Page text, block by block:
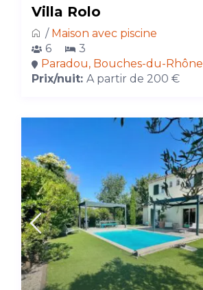
Villa Rolo
/ Maison avec piscine
6
3
Paradou, Bouches-du-Rhône
Prix/nuit: A partir de 200 €